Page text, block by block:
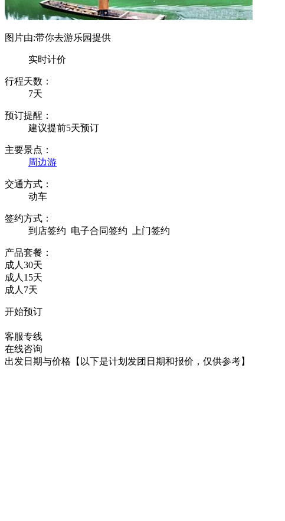
图片由:带你去游乐园提供
实时计价
行程天数：
7天
预订提醒：
建议提前5天预订
主要景点：
周边游
交通方式：
动车
签约方式：
到店签约 电子合同签约 上门签约
产品套餐：
成人30天
成人15天
成人7天
开始预订
客服专线
在线咨询
出发日期与价格 【以下是计划发团日期和报价，仅供参考】